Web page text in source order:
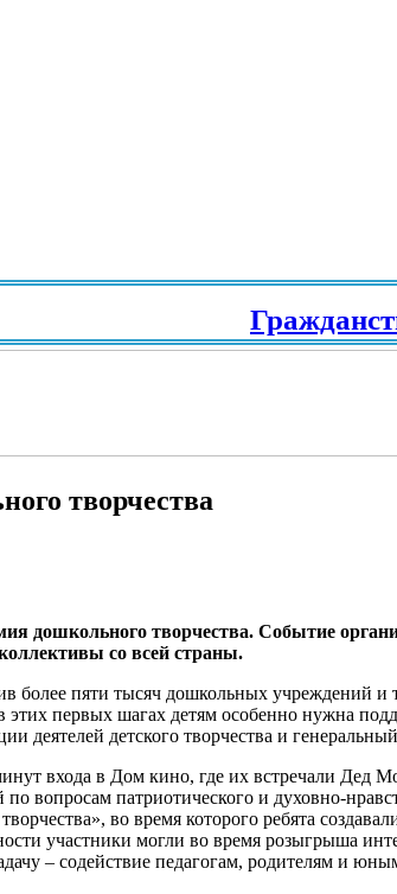
Гражданство
творчества
дошкольного творчества. Событие
со всей страны.
более пяти тысяч дошкольных учреждений
этих первых шагах детям особенно нужна
деятелей детского творчества и
входа в Дом кино, где их встречали Дед
патриотического и духовно-
во время которого ребята
участники могли во время розыгрыша
– содействие педагогам, родителям и